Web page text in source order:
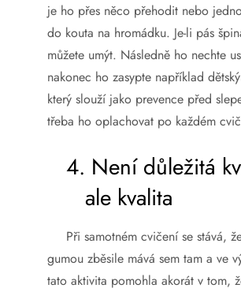
je ho přes něco přehodit nebo
do kouta na hromádku. Je-li pás
můžete umýt. Následně ho nechte
nakonec ho zasypte například
který slouží jako prevence před
třeba ho oplachovat po každém
4. Není důležitá
ale kvalita
Při samotném cvičení se stává,
gumou zběsile mává sem tam a ve
tato aktivita pomohla akorát v tom,